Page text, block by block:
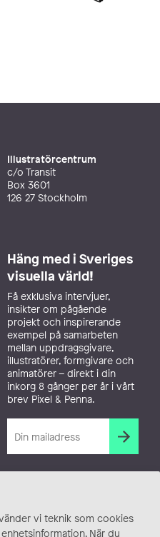
vi teknik som cookies
När du
Illustratörcentrum
c/o Transit
Box 3601
126 27 Stockholm
Häng med i Sveriges
visuella värld!
Få exklusiva intervjuer,
insikter om pågående
projekt och inspirerande
exempel på samarbeten
mellan uppdragsgivare,
illustratörer, formgivare och
animatörer – direkt i din
inkorg 8 gånger per år i vårt
brev Pixel & Penna.